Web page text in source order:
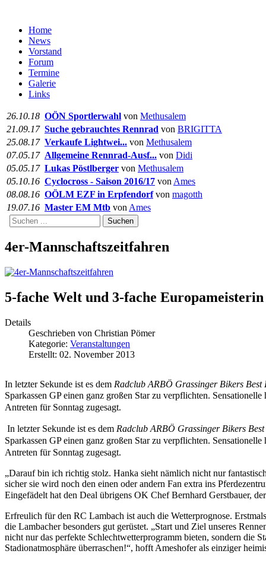
Home
News
Vorstand
Forum
Termine
Galerie
Links
26.10.18 OÖN Sportlerwahl von Methusalem
21.09.17 Suche gebrauchtes Rennrad von BRIGITTA
25.08.17 Verkaufe Lightwei... von Methusalem
07.05.17 Allgemeine Rennrad-Ausf... von Didi
05.05.17 Lukas Pöstlberger von Methusalem
05.10.16 Cyclocross - Saison 2016/17 von Ames
08.08.16 OÖLM EZF in Erpfendorfvon magotth
19.07.16 Master EM Mtb von Ames
Suchen
4er-Mannschaftszeitfahren
5-fache Welt und 3-fache
Details
Geschrieben von Christian Pömer
Kategorie: Veranstaltungen
Erstellt: 02. November 2013
In letzter Sekunde ist es dem Radclub ARBÖ Grassinger Bikers
Sparkassen GP einen ganz großen Star zu verpflichten.
Antreten für Sonntag zugesagt.
In letzter Sekunde ist es dem Radclub ARBÖ Grassinger Bikers
Sparkassen GP einen ganz großen Star zu verpflichten.
Antreten für Sonntag zugesagt.
„Darauf bin ich richtig stolz. Hanka sieht nämlich nicht nur
sicher sie wird noch den einen oder andern Fan extra ins
Eingefädelt hat den Deal übrigens OK Chef Bernhard Gerstbauer,
Erfreulich für den RC Lambach ist auch die Wetterprognose.
die Lambacher besonders gut gerüstet. „Start und Ziel unseres
nicht nur das perfekte Schlechtwetterprogramm bieten, sondern die
Stadionatmosphäre überraschen!“, hofft Ameshofer als einziger